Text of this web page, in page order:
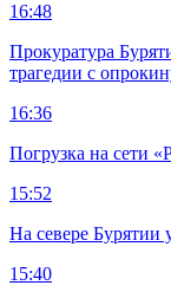
16:48
Прокуратура
трагедии с
16:36
Погрузка на сети
15:52
На севере Бурятии
15:40